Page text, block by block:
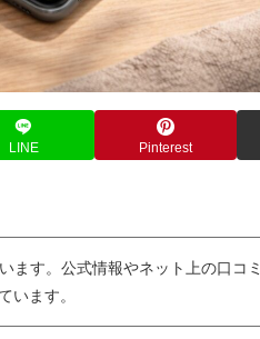
LINE Pinterest
ます。公式情報やネット上の口コ
います。